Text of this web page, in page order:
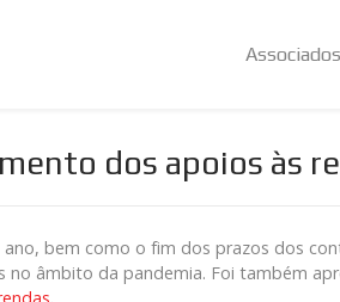
Associados
dos apoios às
bem como o fim dos prazos dos
no âmbito da pandemia. Foi também